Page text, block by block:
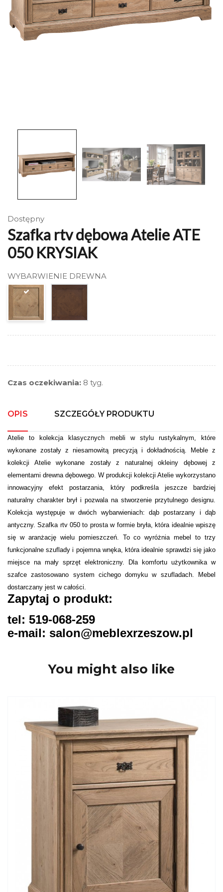
Dostępny
Szafka rtv dębowa Atelie ATE
050 KRYSIAK
WYBARWIENIE DREWNA
Czas oczekiwania: 8 tyg.
OPIS SZCZEGÓŁY PRODUKTU
Atelie to kolekcja klasycznych mebli w stylu rustykalnym, które
wykonane zostały z niesamowitą precyzją i dokładnością. Meble z
kolekcji Atelie wykonane zostały z naturalnej okleiny dębowej z
elementami drewna dębowego. W produkcji kolekcji Atelie wykorzystano
innowacyjny efekt postarzania, który podkreśla jeszcze bardziej
naturalny charakter brył i pozwala na stworzenie przytulnego designu.
Kolekcja występuje w dwóch wybarwieniach: dąb postarzany i dąb
antyczny. Szafka rtv 050 to prosta w formie bryła, która idealnie wpiszę
się w aranżację wielu pomieszczeń. To co wyróżnia mebel to trzy
funkcjonalne szuflady i pojemna wnęka, która idealnie sprawdzi się jako
miejsce na mały sprzęt elektroniczny. Dla komfortu użytkownika w
szafce zastosowano system cichego domyku w szufladach. Mebel
dostarczany jest w całości.
Zapytaj o produkt:
tel: 519-068-259
e-mail: salon@meblexrzeszow.pl
You might also like